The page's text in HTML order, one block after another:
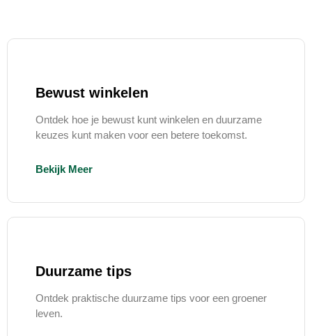
Bewust winkelen
Ontdek hoe je bewust kunt winkelen en duurzame
keuzes kunt maken voor een betere toekomst.
Bekijk Meer
Duurzame tips
Ontdek praktische duurzame tips voor een groener
leven.